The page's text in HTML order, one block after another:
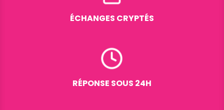
ÉCHANGES CRYPTÉS
RÉPONSE SOUS 24H